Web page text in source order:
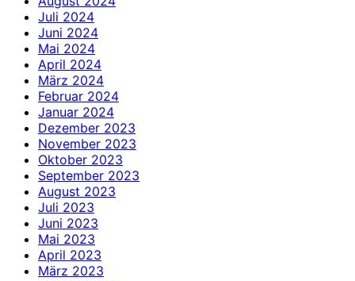
Juli 2024
Juni 2024
Mai 2024
April 2024
März 2024
Februar 2024
Januar 2024
Dezember 2023
November 2023
Oktober 2023
September 2023
August 2023
Juli 2023
Juni 2023
Mai 2023
April 2023
März 2023